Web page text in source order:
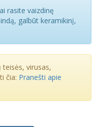
rasite vaizdinę
galbūt keramikinį,
virusas,
čia: Pranešti apie